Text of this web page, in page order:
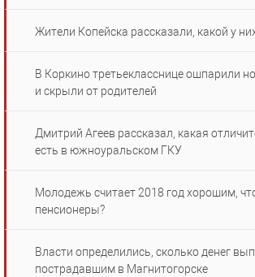
Жители Копейска рассказали, какой у
В Коркино третьекласснице ошпарили
и скрыли от родителей
Дмитрий Агеев рассказал, какая
есть в южноуральском ГКУ
Молодежь считает 2018 год хорошим,
пенсионеры?
Власти определились, сколько денег
пострадавшим в Магнитогорске